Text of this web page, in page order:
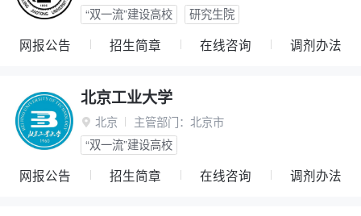
“双一流”建设高校
研究生院
网报公告 招生简章 在线咨询 调剂办法
北京工业大学
 北京 主管部门： 北京市
“双一流”建设高校
网报公告 招生简章 在线咨询 调剂办法